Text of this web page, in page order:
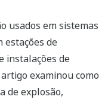
usados em sistemas
estações de
instalações de
examinou como
de explosão,